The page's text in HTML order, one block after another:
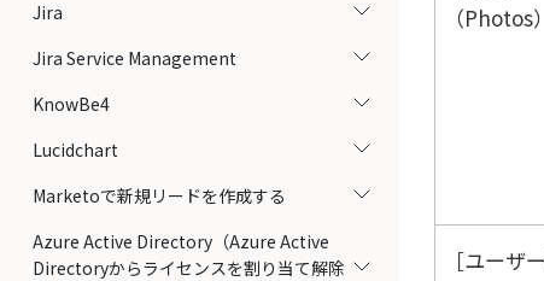
Jira
Jira Service Management
KnowBe4
Lucidchart
Marketoで新規リードを作成する
Azure Active Directory（Azure Active
Directoryからライセンスを割り当て解除
（Photos）
ユーザ